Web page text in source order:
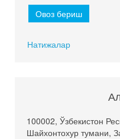
Натижалар
100002, Ўзбекистон
Шайхонтохур тумани,